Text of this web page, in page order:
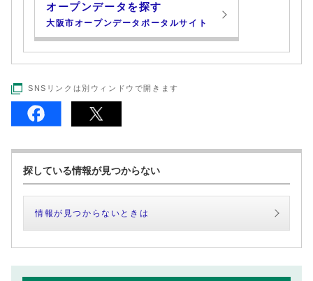
オープンデータを探す
大阪市オープンデータポータルサイト
SNSリンクは別ウィンドウで開きます
探している情報が見つからない
情報が見つからないときは